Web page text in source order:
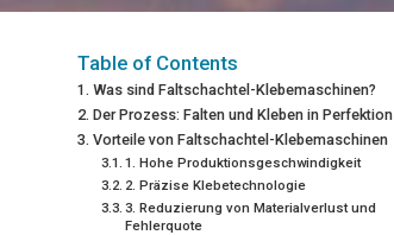
Table of Contents
Was sind Faltschachtel-Klebemaschinen?
Der Prozess: Falten und Kleben in Perfektion
Vorteile von Faltschachtel-Klebemaschinen
1. Hohe Produktionsgeschwindigkeit
2. Präzise Klebetechnologie
3. Reduzierung von Materialverlust und
Fehlerquote